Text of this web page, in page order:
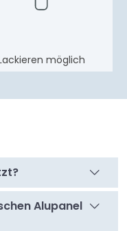
möglich
Alupanel